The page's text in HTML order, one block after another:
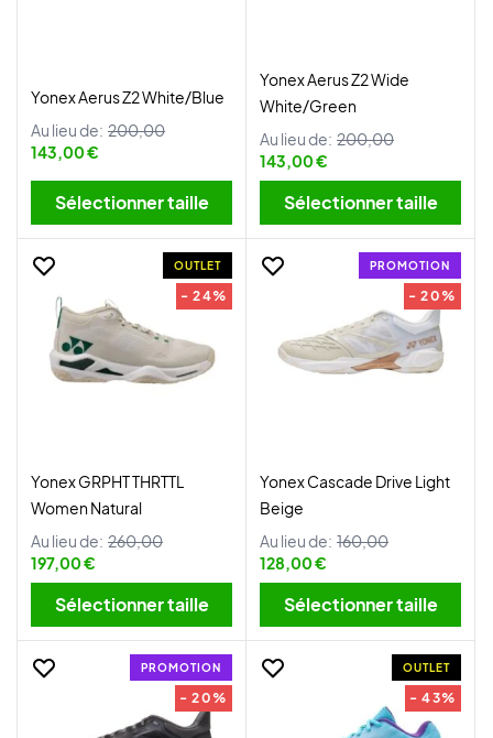
Yonex Aerus Z2 White/Blue
Au lieu de: 200,00
143,00 €
Sélectionner taille
Yonex Aerus Z2 Wide
White/Green
Au lieu de: 200,00
143,00 €
Sélectionner taille
OUTLET
- 24%
Yonex GRPHT THRTTL
Women Natural
Au lieu de: 260,00
197,00 €
Sélectionner taille
PROMOTION
- 20%
Yonex Cascade Drive Light
Beige
Au lieu de: 160,00
128,00 €
Sélectionner taille
PROMOTION
- 20%
OUTLET
- 43%